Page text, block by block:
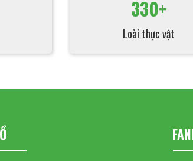
330+
Loài thực vật